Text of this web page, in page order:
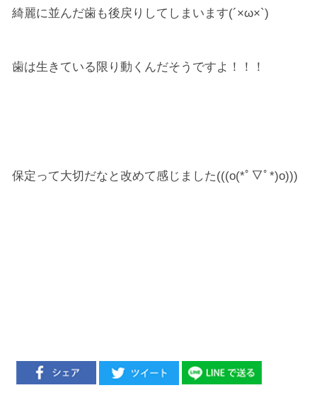
綺麗に並んだ歯も後戻りしてしまいます(´×ω×`)
歯は生きている限り動くんだそうですよ！！！
保定って大切だなと改めて感じました(((o(*ﾟ▽ﾟ*)o)))